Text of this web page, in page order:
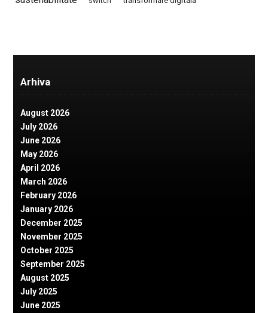
Arhiva
August 2026
July 2026
June 2026
May 2026
April 2026
March 2026
February 2026
January 2026
December 2025
November 2025
October 2025
September 2025
August 2025
July 2025
June 2025